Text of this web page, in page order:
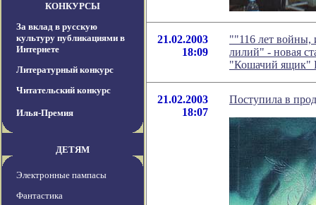
КОНКУРСЫ
За вклад в русскую
культуру публикациями в
Интернете
Литературный конкурс
Читательский конкурс
Илья-Премия
ДЕТЯМ
Электронные пампасы
Фантастика
21.02.2003
18:09
""116 лет войны,
лилий" - новая
"Кошачий ящик"
21.02.2003
18:07
Поступила в